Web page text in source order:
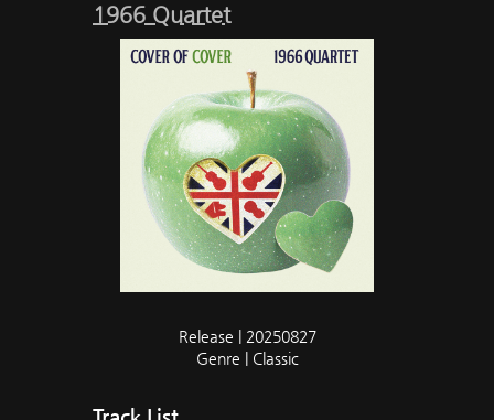
1966 Quartet
Release | 20250827
Genre | Classic